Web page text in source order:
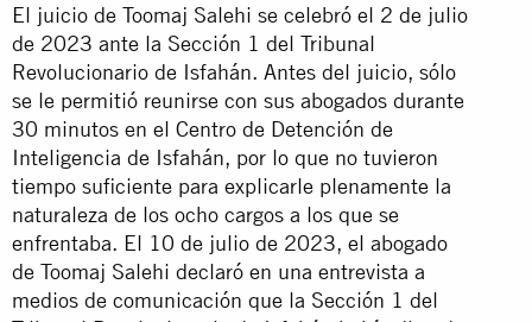
El juicio de Toomaj Salehi se celebró el 2 de julio
de 2023 ante la Sección 1 del Tribunal
Revolucionario de Isfahán. Antes del juicio, sólo
se le permitió reunirse con sus abogados durante
30 minutos en el Centro de Detención de
Inteligencia de Isfahán, por lo que no tuvieron
tiempo suficiente para explicarle plenamente la
naturaleza de los ocho cargos a los que se
enfrentaba. El 10 de julio de 2023, el abogado
de Toomaj Salehi declaró en una entrevista a
medios de comunicación que la Sección 1 del